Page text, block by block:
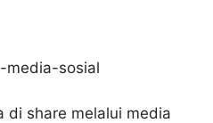
di share melalui media